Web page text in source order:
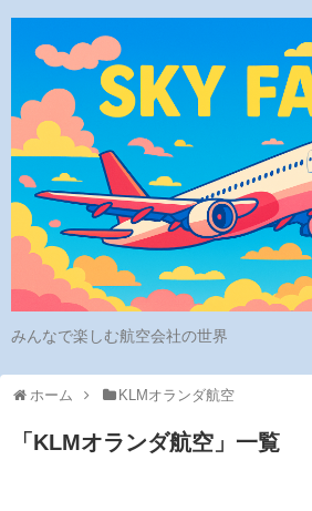
みんなで楽しむ航空会社の世界
ホーム KLMオランダ航空
「 KLMオランダ航空 」 一覧